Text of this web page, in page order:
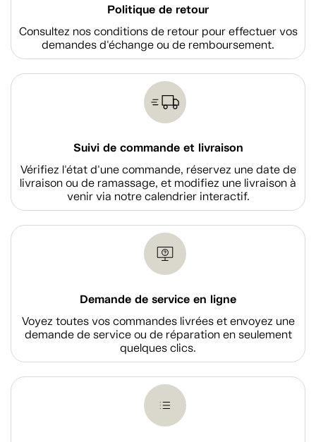
Politique de retour
Consultez nos conditions de retour pour effectuer vos
demandes d'échange ou de remboursement.
Suivi de commande et livraison
Vérifiez l'état d'une commande, réservez une date de
livraison ou de ramassage, et modifiez une livraison à
venir via notre calendrier interactif.
Demande de service en ligne
Voyez toutes vos commandes livrées et envoyez une
demande de service ou de réparation en seulement
quelques clics.